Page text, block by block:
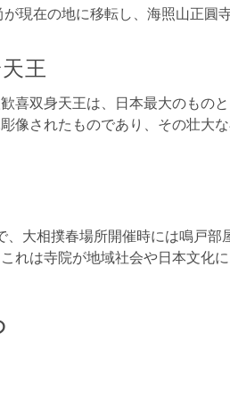
現在の地に移転し、海照山正圓
王
喜双身天王は、日本最大のもの
像されたものであり、その壮大
大相撲春場所開催時には鳴戸部
れは寺院が地域社会や日本文化